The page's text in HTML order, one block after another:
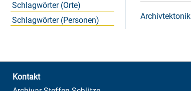
Schlagwörter (Orte)
Schlagwörter (Personen)
Archivtektonik
Kontakt